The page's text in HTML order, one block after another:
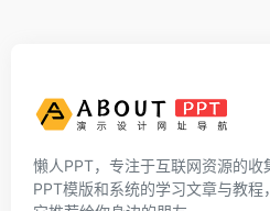
懒人PPT，专注于互联网资源的
PPT模版和系统的学习文章与教